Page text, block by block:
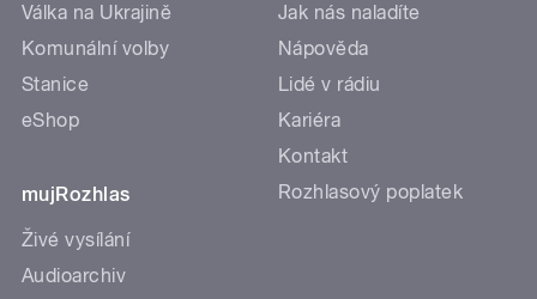
Válka na Ukrajině
Komunální volby
Stanice
eShop
mujRozhlas
Živé vysílání
Audioarchiv
Jak nás naladíte
Nápověda
Lidé v rádiu
Kariéra
Kontakt
Rozhlasový poplatek